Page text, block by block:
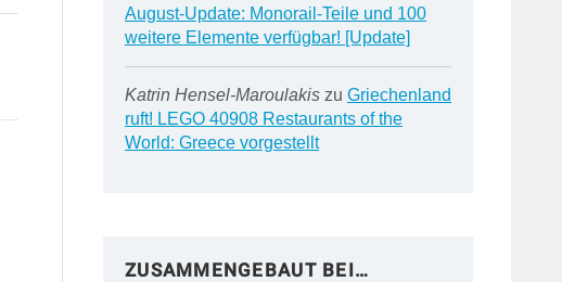
August-Update: Monorail-Teile und 100
weitere Elemente verfügbar! [Update]
Katrin Hensel-Maroulakiszu Griechenland
ruft! LEGO 40908 Restaurants of the
World: Greece vorgestellt
ZUSAMMENGEBAUT BEI…